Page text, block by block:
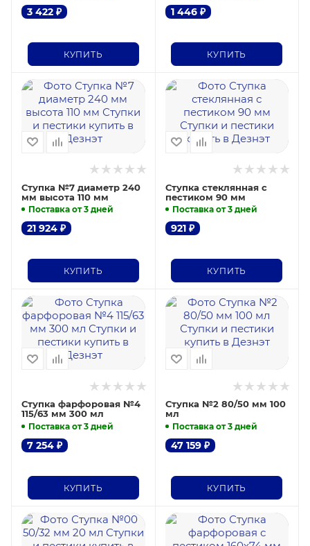
3 422 ₽
КУПИТЬ
1 446₽
КУПИТЬ
Ступка №7 диаметр 240
мм высота 110 мм
Поставка от 3 дней
21 924 ₽
КУПИТЬ
Ступка стеклянная с
пестиком 90 мм
Поставка от 3 дней
921₽
КУПИТЬ
Ступка фарфоровая №4
115/63 мм 300 мл
Поставка от 3 дней
7 254 ₽
КУПИТЬ
Ступка №2 80/50 мм 100
мл
Поставка от 3 дней
47 159₽
КУПИТЬ